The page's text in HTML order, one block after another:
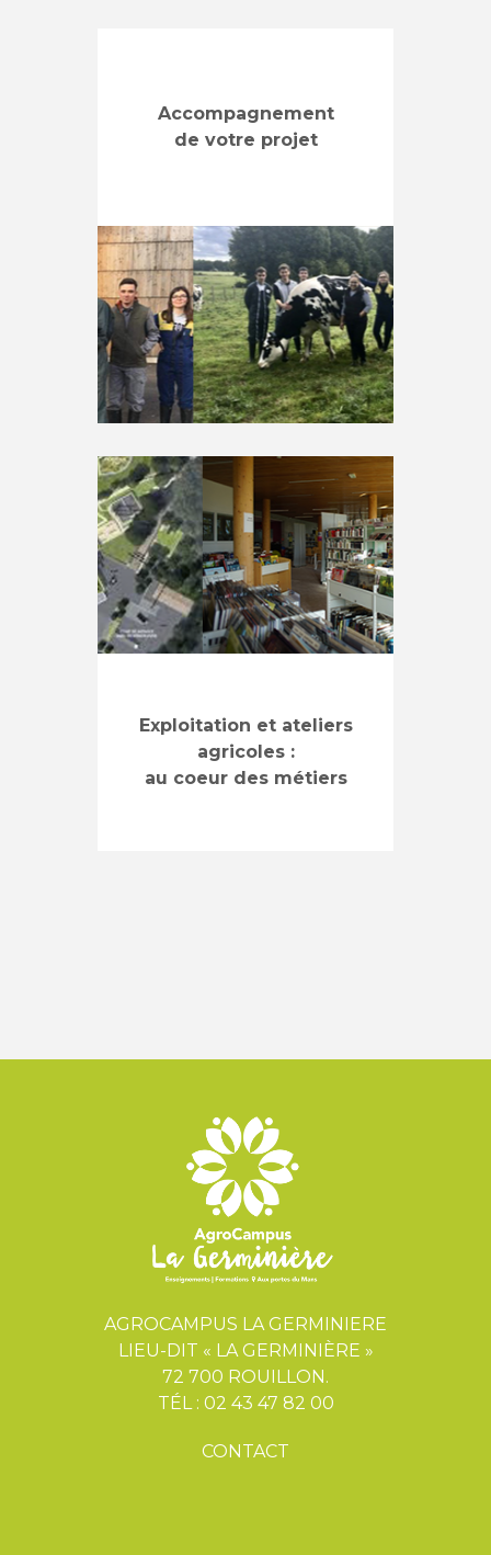
Accompagnement
de votre projet
Exploitation et ateliers
agricoles :
au coeur des métiers
AGROCAMPUS LA GERMINIERE
LIEU-DIT « LA GERMINIÈRE »
72 700 ROUILLON.
TÉL : 02 43 47 82 00
CONTACT